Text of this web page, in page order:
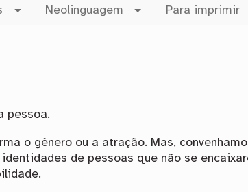
Neolinguagem Para imprimir
pessoa.
o gênero ou a atração. Mas,
de pessoas que não se